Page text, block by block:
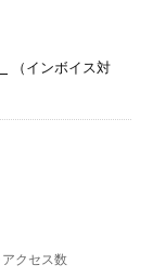
（インボイス対
アクセス数